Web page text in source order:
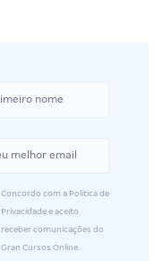
Concordo com a Política de
Privacidade e aceito
receber comunicações do
Gran Cursos Online.